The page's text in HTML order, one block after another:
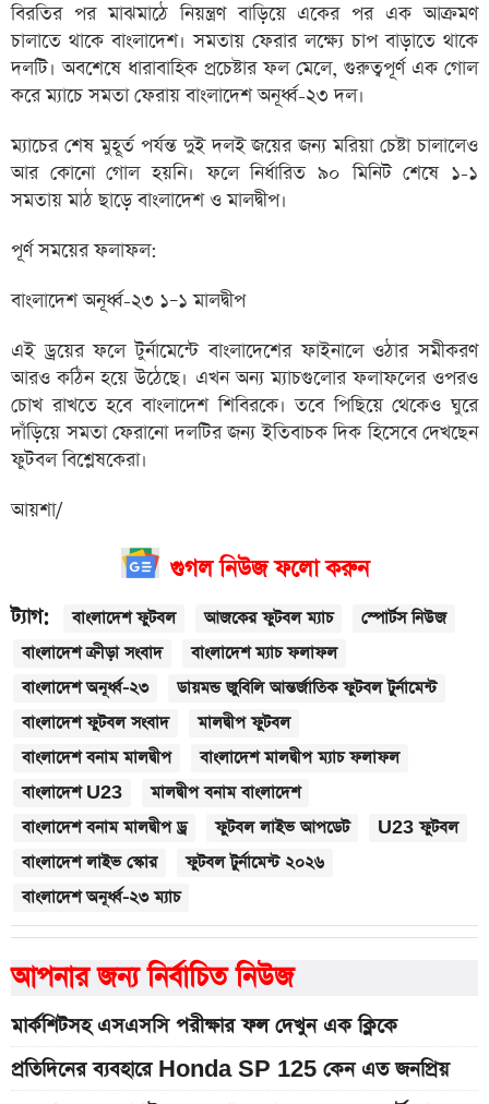
বিরতির পর মাঝমাঠে নিয়ন্ত্রণ বাড়িয়ে একের পর এক আক্রমণ
চালাতে থাকে বাংলাদেশ। সমতায় ফেরার লক্ষ্যে চাপ বাড়াতে থাকে
দলটি। অবশেষে ধারাবাহিক প্রচেষ্টার ফল মেলে, গুরুত্বপূর্ণ এক গোল
করে ম্যাচে সমতা ফেরায় বাংলাদেশ অনূর্ধ্ব-২৩ দল।
ম্যাচের শেষ মুহূর্ত পর্যন্ত দুই দলই জয়ের জন্য মরিয়া চেষ্টা চালালেও
আর কোনো গোল হয়নি। ফলে নির্ধারিত ৯০ মিনিট শেষে ১-১
সমতায় মাঠ ছাড়ে বাংলাদেশ ও মালদ্বীপ।
পূর্ণ সময়ের ফলাফল:
বাংলাদেশ অনূর্ধ্ব-২৩ ১–১ মালদ্বীপ
এই ড্রয়ের ফলে টুর্নামেন্টে বাংলাদেশের ফাইনালে ওঠার সমীকরণ
আরও কঠিন হয়ে উঠেছে। এখন অন্য ম্যাচগুলোর ফলাফলের ওপরও
চোখ রাখতে হবে বাংলাদেশ শিবিরকে। তবে পিছিয়ে থেকেও ঘুরে
দাঁড়িয়ে সমতা ফেরানো দলটির জন্য ইতিবাচক দিক হিসেবে দেখছেন
ফুটবল বিশ্লেষকেরা।
আয়শা/
গুগল নিউজ ফলো করুন
ট্যাগ: বাংলাদেশ ফুটবল আজকের ফুটবল ম্যাচ
স্পোর্টস নিউজ
বাংলাদেশ ক্রীড়া সংবাদ
বাংলাদেশ ম্যাচ ফলাফল
বাংলাদেশ অনূর্ধ্ব-২৩
ডায়মন্ড জুবিলি আন্তর্জাতিক ফুটবল টুর্নামেন্ট
বাংলাদেশ ফুটবল সংবাদ
মালদ্বীপ ফুটবল
বাংলাদেশ বনাম মালদ্বীপ
বাংলাদেশ মালদ্বীপ ম্যাচ ফলাফল
বাংলাদেশ U23
মালদ্বীপ বনাম বাংলাদেশ
বাংলাদেশ বনাম মালদ্বীপ ড্র
ফুটবল লাইভ আপডেট
U23 ফুটবল
বাংলাদেশ লাইভ স্কোর
ফুটবল টুর্নামেন্ট ২০২৬
বাংলাদেশ অনূর্ধ্ব-২৩ ম্যাচ
আপনার জন্য নির্বাচিত নিউজ
মার্কশিটসহ এসএসসি পরীক্ষার ফল দেখুন এক ক্লিকে
প্রতিদিনের ব্যবহারে Honda SP 125 কেন এত জনপ্রিয়